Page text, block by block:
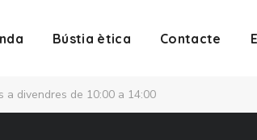
Bústia ètica Contacte
divendres de 10:00 a 14:00